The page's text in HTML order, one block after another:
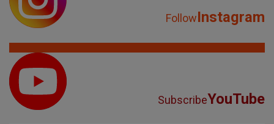
FollowInstagram
SubscribeYouTube